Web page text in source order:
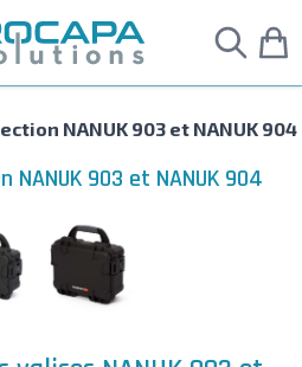
NANUK 903 et NANUK 904
903 et NANUK 904